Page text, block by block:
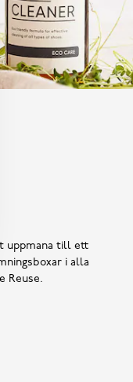
uppmana till ett
i alla
Reuse.